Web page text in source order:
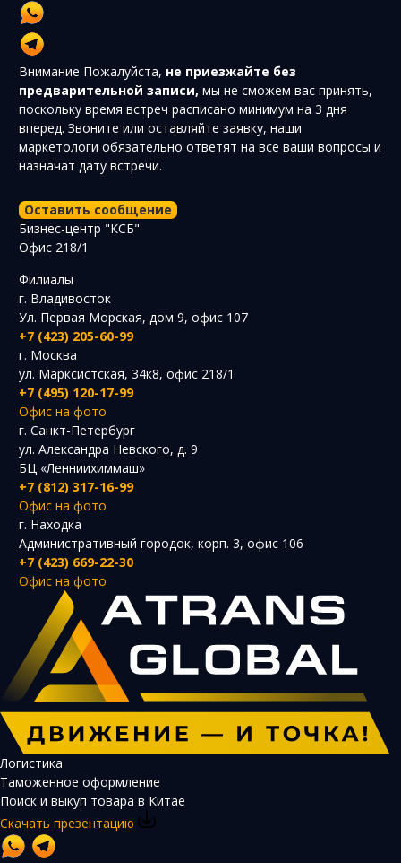
Внимание Пожалуйста, не приезжайте без
предварительной записи, мы не сможем вас принять,
поскольку время встреч расписано минимум на 3 дня
вперед. Звоните или оставляйте заявку, наши
маркетологи обязательно ответят на все ваши вопросы и
назначат дату встречи.
Оставить сообщение
Бизнес-центр "КСБ"
Офис 218/1
Филиалы
г. Владивосток
Ул. Первая Морская, дом 9, офис 107
+7 (423) 205-60-99
г. Москва
ул. Марксистская, 34к8, офис 218/1
+7 (495) 120-17-99
Офис на фото
г. Санкт-Петербург
ул. Александра Невского, д. 9
БЦ «Ленниихиммаш»
+7 (812) 317-16-99
Офис на фото
г. Находка
Административный городок, корп. 3, офис 106
+7 (423) 669-22-30
Офис на фото
Логистика
Таможенное оформление
Поиск и выкуп товара в Китае
Скачать презентацию